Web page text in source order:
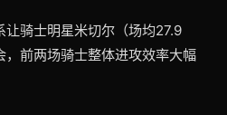
让骑士明星米切尔（场均27.9
，前两场骑士整体进攻效率大幅